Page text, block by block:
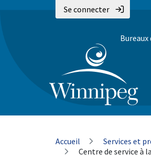
Se connecter
Bureaux
Fil
Accueil Services et
Centre de service à